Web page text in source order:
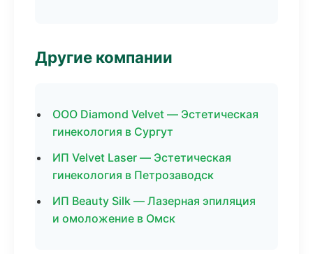
Другие компании
ООО Diamond Velvet — Эстетическая
гинекология в Сургут
ИП Velvet Laser — Эстетическая
гинекология в Петрозаводск
ИП Beauty Silk — Лазерная эпиляция
и омоложение в Омск